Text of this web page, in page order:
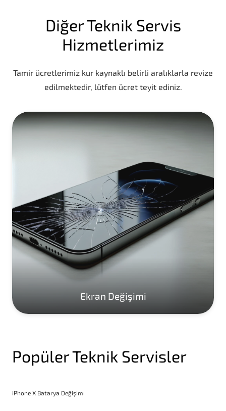
Diğer Teknik Servis
Hizmetlerimiz
Tamir ücretlerimiz kur kaynaklı belirli aralıklarla revize
edilmektedir, lütfen ücret teyit ediniz.
Ekran Değişimi
Popüler Teknik Servisler
iPhone X Batarya Değişimi